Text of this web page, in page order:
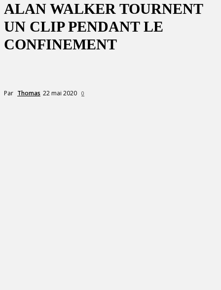
ALAN WALKER TOURNENT
UN CLIP PENDANT LE
CONFINEMENT
Par Thomas 22 mai 2020 0